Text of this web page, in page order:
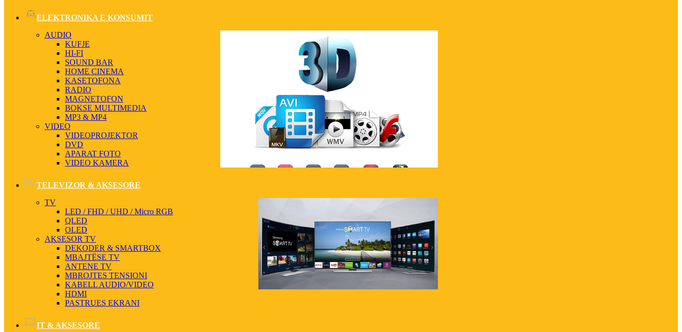
ELEKTRONIKA E KONSUMIT
AUDIO
KUFJE
HI-FI
SOUND BAR
HOME CINEMA
KASETOFONA
RADIO
MAGNETOFON
BOKSE MULTIMEDIA
MP3 & MP4
VIDEO
VIDEOPROJEKTOR
DVD
APARAT FOTO
VIDEO KAMERA
TELEVIZOR & AKSESORE
TV
LED / FHD / UHD / Micro RGB
QLED
OLED
AKSESOR TV
DEKODER & SMARTBOX
MBAJTËSE TV
ANTENE TV
MBROJTES TENSIONI
KABELL AUDIO/VIDEO
HDMI
PASTRUES EKRANI
IT & AKSESORE